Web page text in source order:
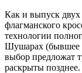
Как и выпуск двух
флагманского
технологии
Шушарах (бывшее
выбор предложат
раскрыты позднее.